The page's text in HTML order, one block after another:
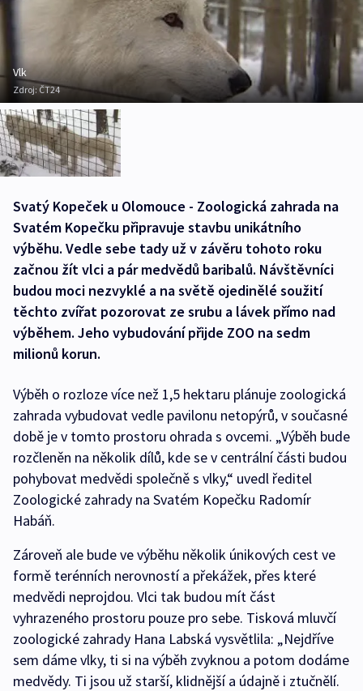
Vlk
Zdroj:ČT24
Svatý Kopeček u Olomouce - Zoologická zahrada na
Svatém Kopečku připravuje stavbu unikátního
výběhu. Vedle sebe tady už v závěru tohoto roku
začnou žít vlci a pár medvědů baribalů. Návštěvníci
budou moci nezvyklé a na světě ojedinělé soužití
těchto zvířat pozorovat ze srubu a lávek přímo nad
výběhem. Jeho vybudování přijde ZOO na sedm
milionů korun.
Výběh o rozloze více než 1,5 hektaru plánuje zoologická
zahrada vybudovat vedle pavilonu netopýrů, v současné
době je v tomto prostoru ohrada s ovcemi. „Výběh bude
rozčleněn na několik dílů, kde se v centrální části budou
pohybovat medvědi společně s vlky,“ uvedl ředitel
Zoologické zahrady na Svatém Kopečku Radomír
Habáň.
Zároveň ale bude ve výběhu několik únikových cest ve
formě terénních nerovností a překážek, přes které
medvědi neprojdou. Vlci tak budou mít část
vyhrazeného prostoru pouze pro sebe. Tisková mluvčí
zoologické zahrady Hana Labská vysvětlila: „Nejdříve
sem dáme vlky, ti si na výběh zvyknou a potom dodáme
medvědy. Ti jsou už starší, klidnější a údajně i ztučnělí.